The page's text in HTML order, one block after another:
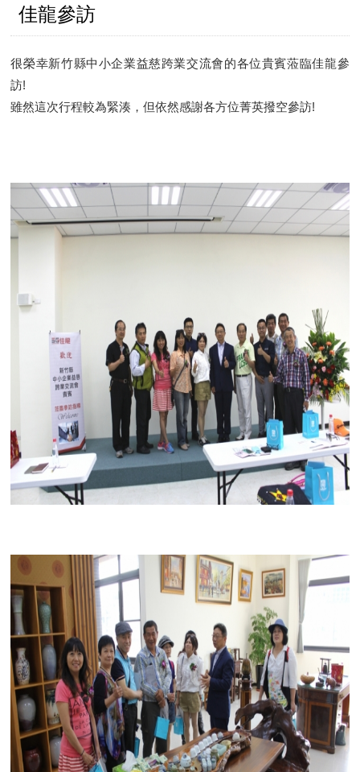
佳龍參訪
很榮幸新竹縣中小企業益慈跨業交流會的各位貴賓蒞臨佳龍參
訪!
雖然這次行程較為緊湊，但依然感謝各方位菁英撥空參訪!